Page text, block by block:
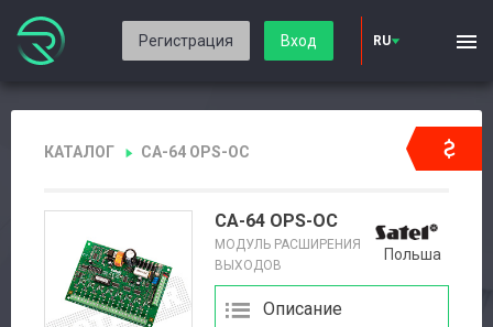
Регистрация Вход RU
КАТАЛОГ CA-64 OPS-OC
CA-64 OPS-OC
МОДУЛЬ РАСШИРЕНИЯ
ВЫХОДОВ
Польша
Описание